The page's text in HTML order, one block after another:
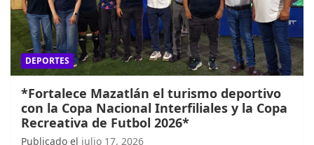
DEPORTES
*Fortalece Mazatlán el turismo deportivo
con la Copa Nacional Interfiliales y la Copa
Recreativa de Futbol 2026*
Publicado el julio 17, 2026